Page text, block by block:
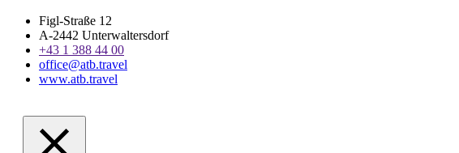
Figl-Straße 12
A-2442 Unterwaltersdorf
+43 1 388 44 00
office@atb.travel
www.atb.travel